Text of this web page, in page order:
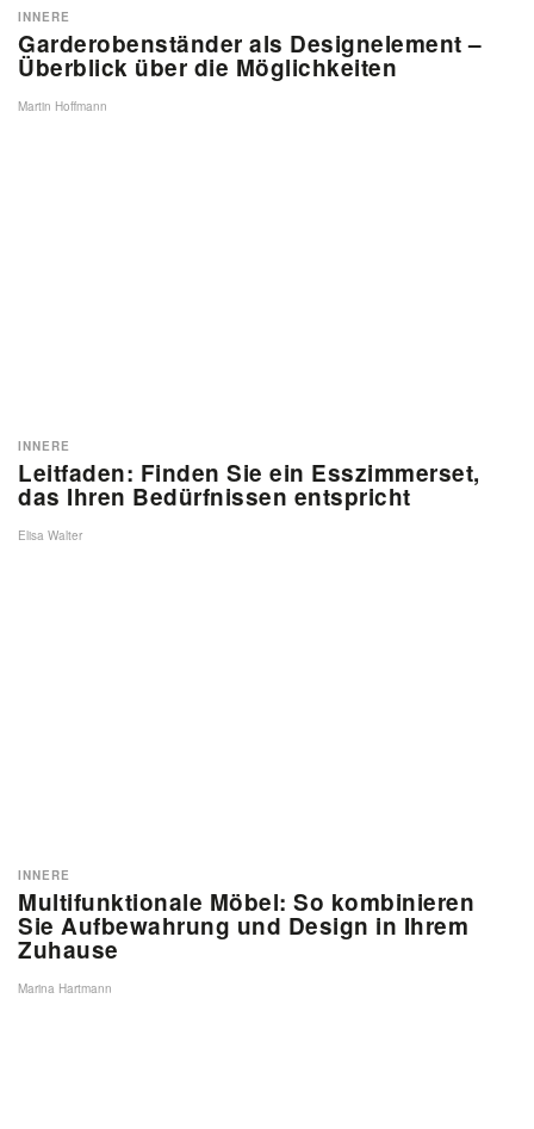
Garderobenständer als Designelement –
Überblick über die Möglichkeiten
INNERE
Martin Hoffmann
Leitfaden: Finden Sie ein Esszimmerset,
das Ihren Bedürfnissen entspricht
INNERE
Elisa Walter
Multifunktionale Möbel: So kombinieren
Sie Aufbewahrung und Design in Ihrem
Zuhause
INNERE
Marina Hartmann